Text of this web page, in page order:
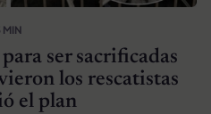
MIN
ser sacrificadas
los rescatistas
el plan